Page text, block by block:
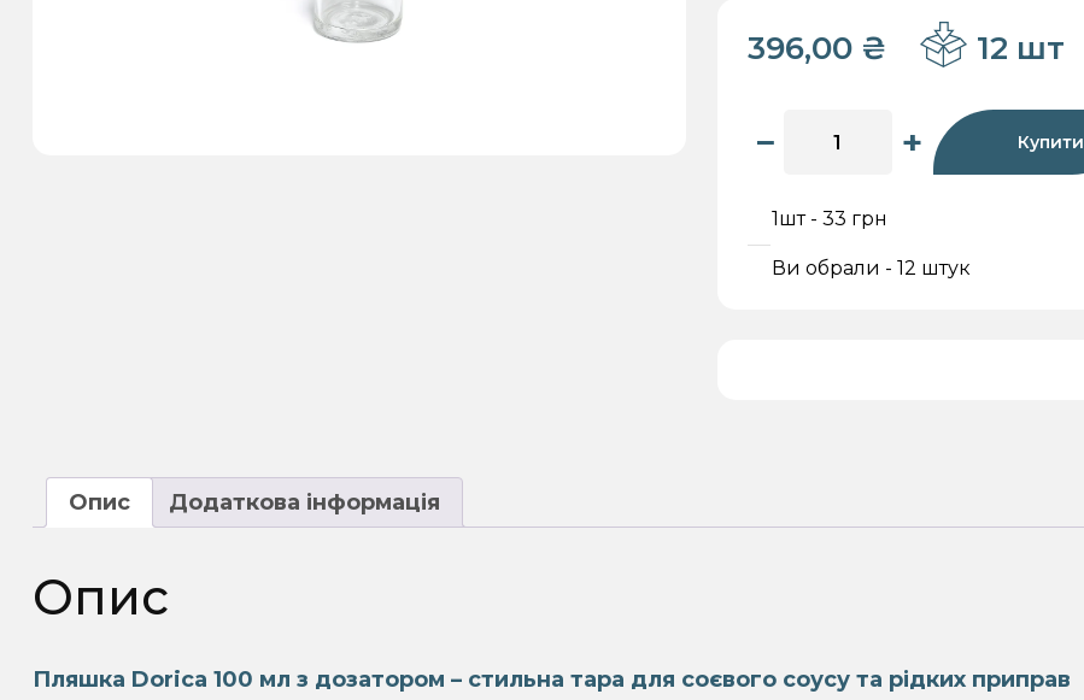
396,00 ₴ 12 шт
− + Купити
1шт - 33 грн
Ви обрали - 12 штук
Опис Додаткова інформація
Опис
Пляшка Dorica 100 мл з дозатором – стильна тара для соєвого соусу та рідких приправ